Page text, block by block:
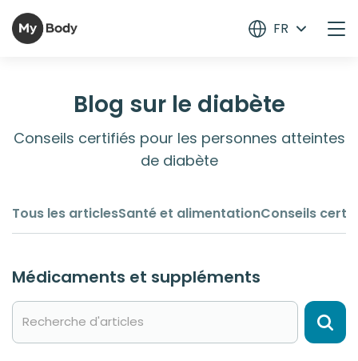
FR
Blog sur le diabète
Conseils certifiés pour les personnes atteintes
de diabète
Tous les articlesSanté et alimentationConseils
Médicaments et suppléments